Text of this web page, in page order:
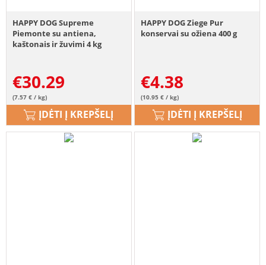
HAPPY DOG Supreme
Piemonte su antiena,
kaštonais ir žuvimi 4 kg
€30.29
(7.57 € / kg)
ĮDĖTI Į KREPŠELĮ
HAPPY DOG Ziege Pur
konservai su ožiena 400 g
€4.38
(10.95 € / kg)
ĮDĖTI Į KREPŠELĮ